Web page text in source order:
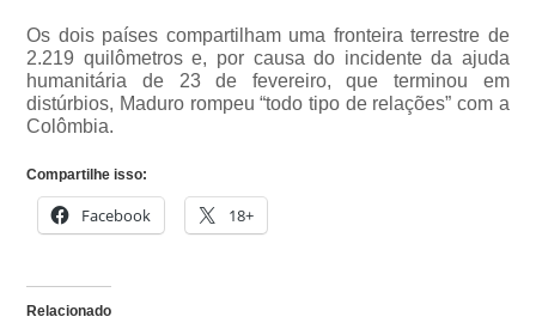
Os dois países compartilham uma fronteira terrestre de
2.219 quilômetros e, por causa do incidente da ajuda
humanitária de 23 de fevereiro, que terminou em
distúrbios, Maduro rompeu “todo tipo de relações” com a
Colômbia.
Compartilhe isso:
Facebook 18+
Relacionado